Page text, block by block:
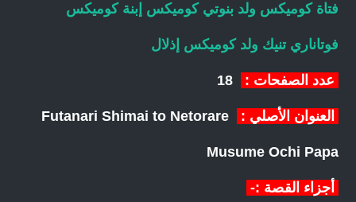
فتاة كوميكس ولد بنوتي كوميكس إبنة كوميكس
فوتاناري تنيك ولد كوميكس إذلال
عدد الصفحات :
العنوان الأصلي : Futanari Shimai to Netorare
Musume Ochi Papa
أجزاء القصة :-